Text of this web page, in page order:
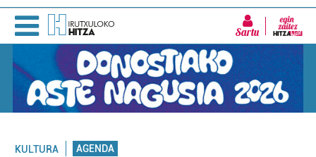
Sartu
KULTURA AGENDA